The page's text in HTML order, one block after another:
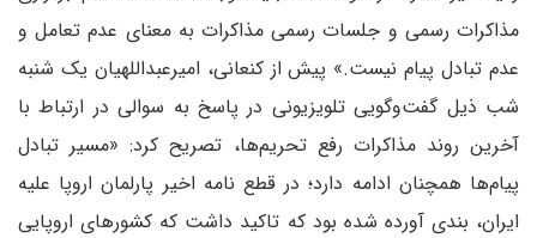
مذاکرات رسمی و جلسات رسمی مذاکرات به معنای عدم تعامل و
عدم تبادل پیام نیست.» پیش از کنعانی، امیرعبداللهیان یک شنبه
شب ذیل گفت‌وگویی تلویزیونی در پاسخ به سوالی در ارتباط با
آخرین روند مذاکرات رفع تحریم‌ها، تصریح کرد: «مسیر تبادل
پیام‌ها همچنان ادامه دارد؛ در قطع نامه اخیر پارلمان اروپا علیه
ایران، بندی آورده شده بود که تاکید داشت که کشورهای اروپایی